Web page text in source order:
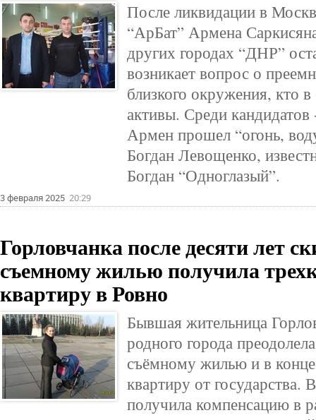
После ликвидации в
“АрБат” Армена
других городах “ДНР”
возникает вопрос о
близкого окружения, кто
активы. Среди
Армен прошел “огонь,
Богдан Левощенко,
Богдан “Одноглазый”.
3 февраля 2025 20:29
Горловчанка после десяти лет
съемному жилью получила
квартиру в Ровно
Бывшая жительница
родного города
съёмному жилью и в
квартиру от государства.
получила компенсацию в